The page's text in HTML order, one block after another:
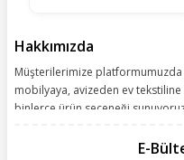
Hakkımızda
Müşterilerimize platformumuzda
mobilyaya, avizeden ev
binlerce ürün seçeneği
kolay, kusursuz ve keyifli bir
E-